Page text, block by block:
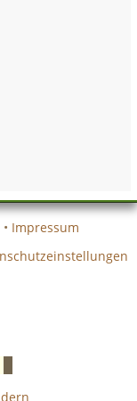
• Impressum